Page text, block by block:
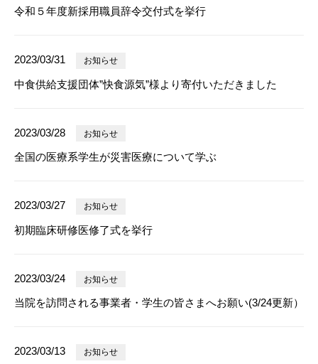
令和５年度新採用職員辞令交付式を挙行
2023/03/31 お知らせ
中食供給支援団体”快食源気”様より寄付いただきました
2023/03/28 お知らせ
全国の医療系学生が災害医療について学ぶ
2023/03/27 お知らせ
初期臨床研修医修了式を挙行
2023/03/24 お知らせ
当院を訪問される事業者・学生の皆さまへお願い(3/24更新）
2023/03/13 お知らせ